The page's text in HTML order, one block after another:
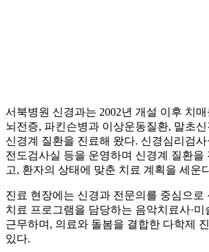
서북병원 신경과는 2002년 개설 이후 치
뇌전증, 파킨슨병과 이상운동질환, 말초
신경계 질환을 진료해 왔다. 신경심리검
전도검사실 등을 운영하며 신경계 질환을
고, 환자의 상태에 맞춘 치료 계획을 세운
진료 현장에는 신경과 전문의를 중심으로
치료 프로그램을 담당하는 음악치료사·미
근무하며, 의료와 돌봄을 결합한 다학제
있다.